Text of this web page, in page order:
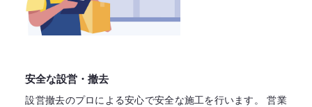
安全な設営・撤去
設営撤去のプロによる安心で安全な施工を行います。
営業